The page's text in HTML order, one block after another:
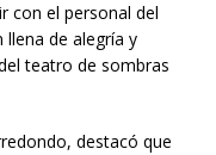
con el personal del
de alegría y
teatro de sombras
destacó que